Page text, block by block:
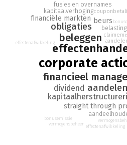
'Corporate actions' is een
betrokken is bij effectenhandel,
degenen betrokken zijn bij de
verwerkingsprocessen alsmede
het uitvoerend management. Het
degenen die advies en
de effectenhandel.
corporate
financieel
beleggen
aandelen
obligaties
dividend
straight through
financiële markten beurs
kapitaalverhoging
belasting
fusies en overnames
effectenafwikkeling
vermogensbeheer
bonusemissie
effectenafwikkeling